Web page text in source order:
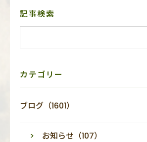
サ
ニ
記事検索
カテゴリー
ブログ（1601）
お知らせ（107）